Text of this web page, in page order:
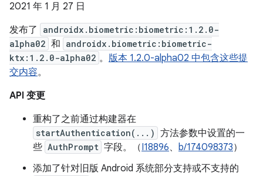
2021 年 1 月 27 日
发布了
androidx.biometric:biometric:1.2.0-
alpha02 和 androidx.biometric:biometric-
ktx:1.2.0-alpha02 。 版本 1.2.0-alpha02 中包含这些提
交内容。
API 变更
重构了之前通过构建器在
startAuthentication(...) 方法参数中设置的一
些 AuthPrompt 字段。（I18896、 b/174098373）
添加了针对旧版 Android 系统部分支持或不支持的